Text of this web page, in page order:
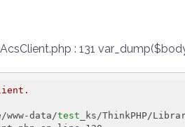
: 131
www-data/test _ks/ThinkPHP/